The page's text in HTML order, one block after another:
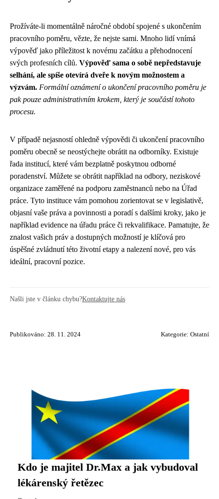
Prožíváte-li momentálně náročné období spojené s ukončením
pracovního poměru, vězte, že nejste sami. Mnoho lidí vnímá
výpověď jako příležitost k novému začátku a přehodnocení
svých profesních cílů. Výpověď sama o sobě nepředstavuje
selhání, ale spíše otevírá dveře k novým možnostem a
výzvám. Formální oznámení o ukončení pracovního poměru je
pak pouze administrativním krokem, který je součástí tohoto
procesu.
V případě nejasností ohledně výpovědi či ukončení pracovního
poměru obecně se neostýchejte obrátit na odborníky. Existuje
řada institucí, které vám bezplatně poskytnou odborné
poradenství. Můžete se obrátit například na odbory, neziskové
organizace zaměřené na podporu zaměstnanců nebo na Úřad
práce. Tyto instituce vám pomohou zorientovat se v legislativě,
objasní vaše práva a povinnosti a poradí s dalšími kroky, jako je
například evidence na úřadu práce či rekvalifikace. Pamatujte, že
znalost vašich práv a dostupných možností je klíčová pro
úspěšné zvládnutí této životní etapy a nalezení nové, pro vás
ideální, pracovní pozice.
Našli jste v článku chybu?Kontaktujte nás
Publikováno: 28. 11. 2024 Kategorie: Ostatní
Kdo je majitel Dr.Max a jak vybudoval
lékárenský řetězec